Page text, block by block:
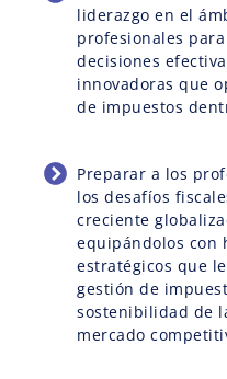
liderazgo en el
profesionales
decisiones
innovadoras que
de impuestos
Preparar a los
los desafíos
creciente
equipándolos con
estratégicos que
gestión de
sostenibilidad de
mercado